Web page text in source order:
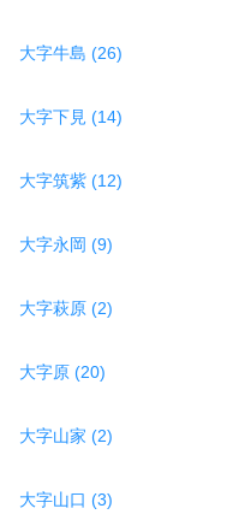
大字牛島 (26)
大字下見 (14)
大字筑紫 (12)
大字永岡 (9)
大字萩原 (2)
大字原 (20)
大字山家 (2)
大字山口 (3)